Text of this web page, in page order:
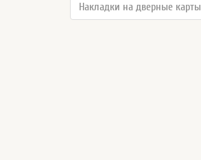
Накладки на дверные карты